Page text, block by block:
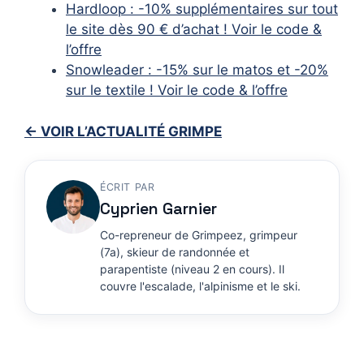
Hardloop : -10% supplémentaires sur tout
le site dès 90 € d’achat ! Voir le code &
l’offre
Snowleader : -15% sur le matos et -20%
sur le textile ! Voir le code & l’offre
← VOIR L’ACTUALITÉ GRIMPE
ÉCRIT PAR
Cyprien Garnier
Co-repreneur de Grimpeez, grimpeur
(7a), skieur de randonnée et
parapentiste (niveau 2 en cours). Il
couvre l'escalade, l'alpinisme et le ski.